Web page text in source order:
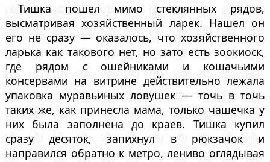
Тишка пошел мимо стеклянных рядов,
высматривая хозяйственный ларек. Нашел он
его не сразу — оказалось, что хозяйственного
ларька как такового нет, но зато есть зоокиоск,
где рядом с ошейниками и кошачьими
консервами на витрине действительно лежала
упаковка муравьиных ловушек — точь в точь
таких же, как принесла мама, только чашечка у
них была заполнена до краев. Тишка купил
сразу десяток, запихнул в рюкзачок и
направился обратно к метро, лениво оглядывая